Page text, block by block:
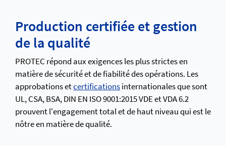
Production certifiée et gestion
de la qualité
PROTEC répond aux exigences les plus strictes en
matière de sécurité et de fiabilité des opérations. Les
approbations etcertificationsinternationales que sont
UL, CSA, BSA, DIN EN ISO 9001:2015 VDE et VDA 6.2
prouvent l'engagement total et de haut niveau qui est le
nôtre en matière de qualité.